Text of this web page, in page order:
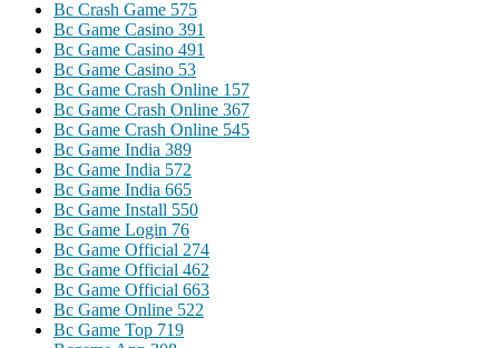
Bc Crash Game 575
Bc Game Casino 391
Bc Game Casino 491
Bc Game Casino 53
Bc Game Crash Online 157
Bc Game Crash Online 367
Bc Game Crash Online 545
Bc Game India 389
Bc Game India 572
Bc Game India 665
Bc Game Install 550
Bc Game Login 76
Bc Game Official 274
Bc Game Official 462
Bc Game Official 663
Bc Game Online 522
Bc Game Top 719